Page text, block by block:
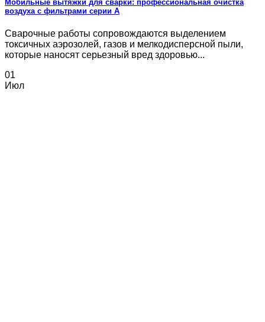
Мобильные вытяжки для сварки: профессиональная очистка
воздуха с фильтрами серии А
Сварочные работы сопровождаются выделением
токсичных аэрозолей, газов и мелкодисперсной пыли,
которые наносят серьезный вред здоровью...
01
Июл